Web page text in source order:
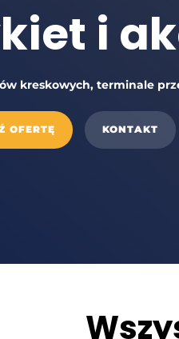
i
kreskowych, terminale
OFERTĘ KONTAKT